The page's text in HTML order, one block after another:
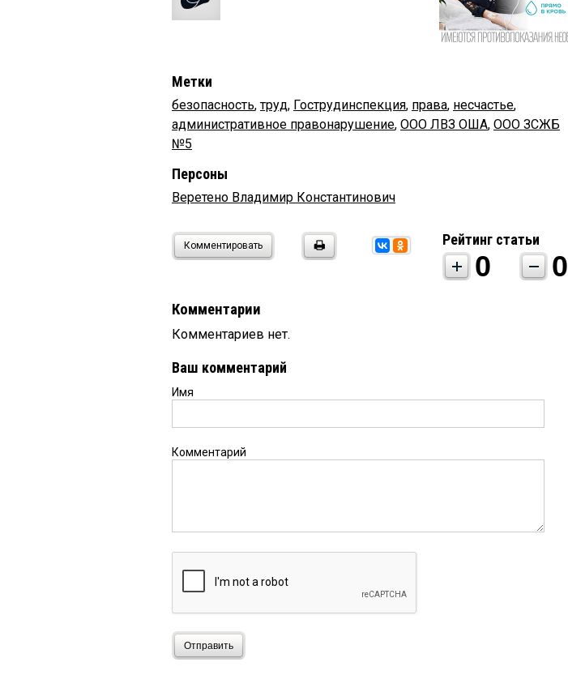
Метки
безопасность,труд, Гострудинспекция, права, несчастье,
административное правонарушение, ООО ЛВЗ ОША, ООО ЗСЖБ
№5
Персоны
Веретено Владимир Константинович
Комментировать Рейтинг статьи
0 0
Комментарии
Комментариев нет.
Ваш комментарий
Имя
Комментарий
Отправить